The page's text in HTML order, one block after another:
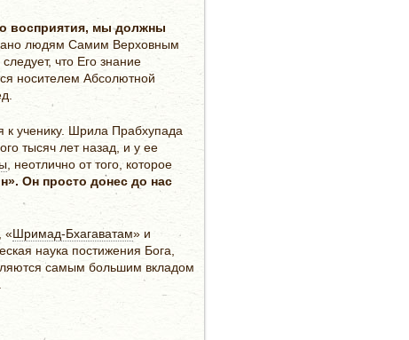
восприятия, мы должны
людям Самим Верховным
что Его знание
носителем Абсолютной
к ученику. Шрила Прабхупада
тысяч лет назад, и у ее
, неотлично от того, которое
Он просто донес до нас
«Шримад-Бхагаватам» и
наука постижения Бога,
самым большим вкладом